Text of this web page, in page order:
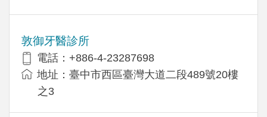
敦御牙醫診所
電話：+886-4-23287698
地址：臺中市西區臺灣大道二段489號20樓
之3